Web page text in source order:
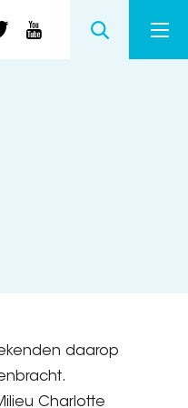
daarop
Charlotte